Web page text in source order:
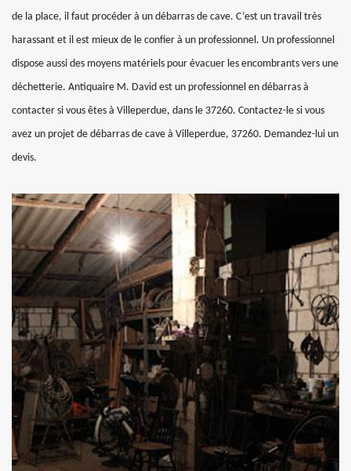
de la place, il faut procéder à un débarras de cave. C’est un travail très
harassant et il est mieux de le confier à un professionnel. Un professionnel
dispose aussi des moyens matériels pour évacuer les encombrants vers une
déchetterie. Antiquaire M. David est un professionnel en débarras à
contacter si vous êtes à Villeperdue, dans le 37260. Contactez-le si vous
avez un projet de débarras de cave à Villeperdue, 37260. Demandez-lui un
devis.